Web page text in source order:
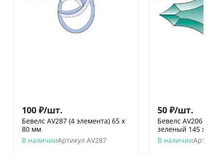
100 ₽/шт.
Бевелс AV287 (4 элемента) 65 х
80 мм
В наличииАртикул AV287
50 ₽/шт.
Бевелс AV206
зеленый 145 х
В наличии